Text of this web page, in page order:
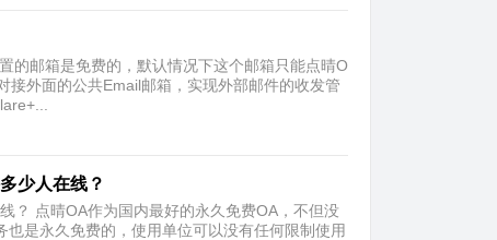
的邮箱是免费的，默认情况下这个邮箱只能点晴O
外面的公共Email邮箱，实现外部邮件的收发管
少人在线？
？ 点晴OA作为国内最好的永久免费OA，不但没
是永久免费的，使用单位可以没有任何限制使用